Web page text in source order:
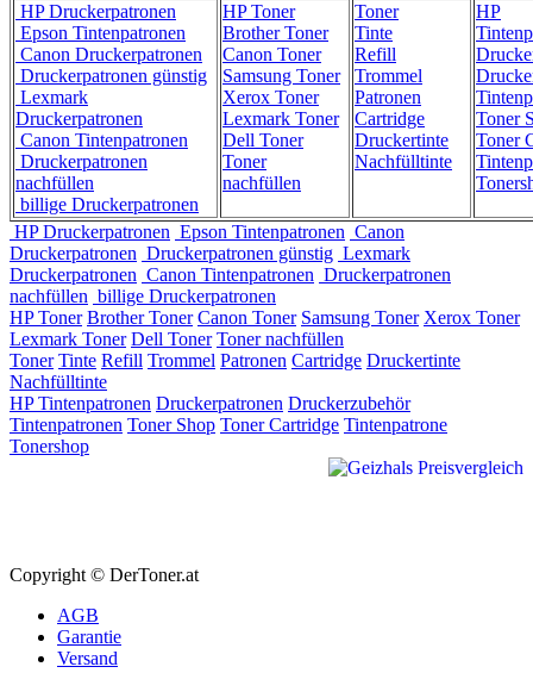
HP Druckerpatronen
Epson Tintenpatronen
Canon Druckerpatronen
Druckerpatronen günstig
Lexmark
Druckerpatronen
Canon Tintenpatronen
Druckerpatronen
nachfüllen
billige Druckerpatronen
HP Toner
Brother Toner
Canon Toner
Samsung Toner
Xerox Toner
Lexmark Toner
Dell Toner
Toner
nachfüllen
Toner
Tinte
Refill
Trommel
Patronen
Cartridge
Druckertinte
Nachfülltinte
HP
Toner
Toner
HP Druckerpatronen Epson Tintenpatronen Canon
Druckerpatronen Druckerpatronen günstig Lexmark
Druckerpatronen Canon Tintenpatronen Druckerpatronen
nachfüllen billige Druckerpatronen
HP Toner Brother Toner Canon Toner Samsung Toner Xerox Toner
Lexmark Toner Dell Toner Toner nachfüllen
Toner Tinte Refill Trommel Patronen Cartridge Druckertinte
Nachfülltinte
HP Tintenpatronen Druckerpatronen Druckerzubehör
Tintenpatronen Toner Shop Toner Cartridge Tintenpatrone
Tonershop
Copyright © DerToner.at
AGB
Garantie
Versand